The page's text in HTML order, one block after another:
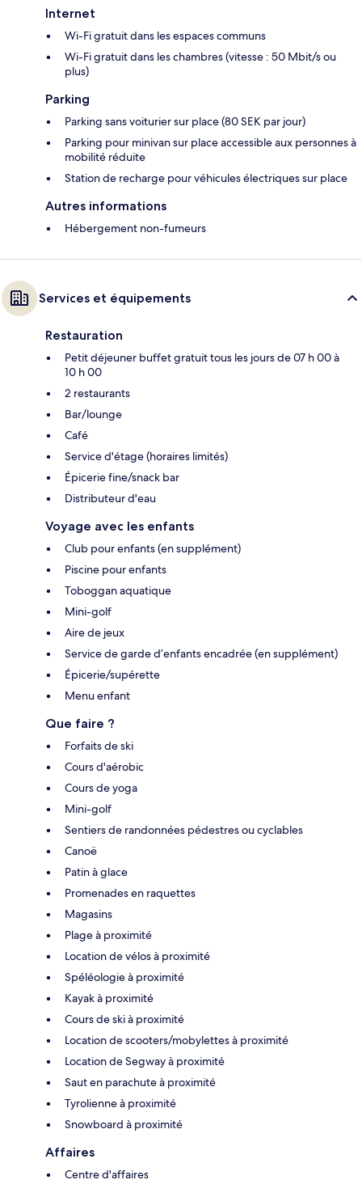
Internet
Wi-Fi gratuit dans les espaces communs
Wi-Fi gratuit dans les chambres (vitesse : 50 Mbit/s ou
plus)
Parking
Parking sans voiturier sur place (80 SEK par jour)
Parking pour minivan sur place accessible aux personnes à
mobilité réduite
Station de recharge pour véhicules électriques sur place
Autres informations
Hébergement non-fumeurs
Services et équipements
Restauration
Petit déjeuner buffet gratuit tous les jours de 07 h 00 à
10 h 00
2 restaurants
Bar/lounge
Café
Service d'étage (horaires limités)
Épicerie fine/snack bar
Distributeur d'eau
Voyage avec les enfants
Club pour enfants (en supplément)
Piscine pour enfants
Toboggan aquatique
Mini-golf
Aire de jeux
Service de garde d’enfants encadrée (en supplément)
Épicerie/supérette
Menu enfant
Que faire ?
Forfaits de ski
Cours d'aérobic
Cours de yoga
Mini-golf
Sentiers de randonnées pédestres ou cyclables
Canoë
Patin à glace
Promenades en raquettes
Magasins
Plage à proximité
Location de vélos à proximité
Spéléologie à proximité
Kayak à proximité
Cours de ski à proximité
Location de scooters/mobylettes à proximité
Location de Segway à proximité
Saut en parachute à proximité
Tyrolienne à proximité
Snowboard à proximité
Affaires
Centre d'affaires